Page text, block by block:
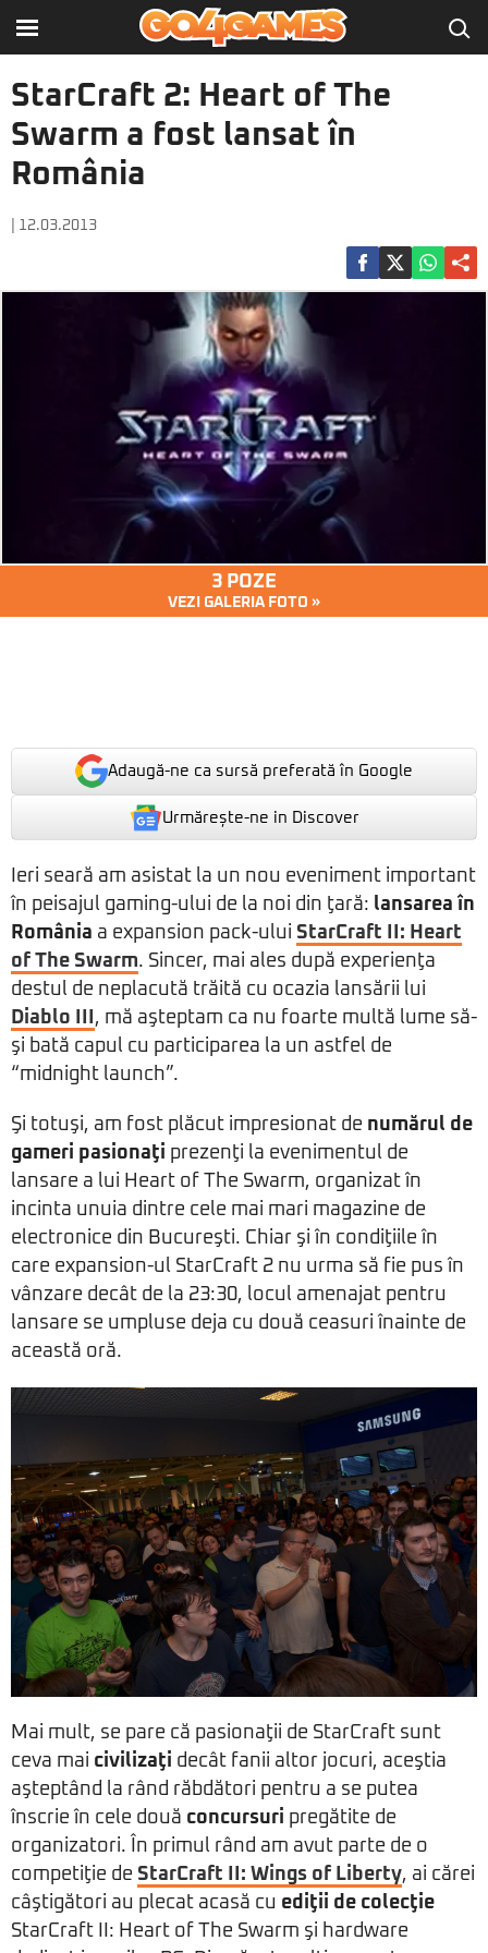
StarCraft 2: Heart of The
Swarm a fost lansat în
România
| 12.03.2013
3 POZE
VEZI GALERIA FOTO »
Adaugă-ne ca sursă preferată în Google
Urmărește-ne in Discover
Ieri seară am asistat la un nou eveniment important
în peisajul gaming-ului de la noi din ţară: lansarea în
România a expansion pack-ului StarCraft II: Heart
of The Swarm. Sincer, mai ales după experienţa
destul de neplacută trăită cu ocazia lansării lui
Diablo III , mă aşteptam ca nu foarte multă lume să-
şi bată capul cu participarea la un astfel de
“midnight launch”.
Şi totuşi, am fost plăcut impresionat de numărul de
gameri pasionaţi prezenţi la evenimentul de
lansare a lui Heart of The Swarm, organizat în
incinta unuia dintre cele mai mari magazine de
electronice din Bucureşti. Chiar şi în condiţiile în
care expansion-ul StarCraft 2 nu urma să fie pus în
vânzare decât de la 23:30, locul amenajat pentru
lansare se umpluse deja cu două ceasuri înainte de
această oră.
Mai mult, se pare că pasionaţii de StarCraft sunt
ceva mai civilizaţi decât fanii altor jocuri, aceştia
aşteptând la rând răbdători pentru a se putea
înscrie în cele două concursuri pregătite de
organizatori. În primul rând am avut parte de o
competiţie de StarCraft II: Wings of Liberty, ai cărei
câştigători au plecat acasă cu ediţii de colecţie
StarCraft II: Heart of The Swarm şi hardware